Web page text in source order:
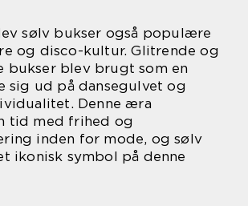
sølv bukser også populære
og disco-kultur. Glitrende og
bukser blev brugt som en
sig ud på dansegulvet og
Denne æra
tid med frihed og
inden for mode, og sølv
ikonisk symbol på denne